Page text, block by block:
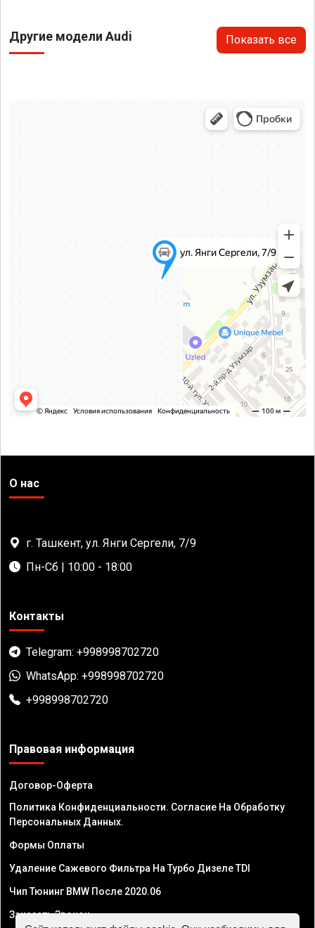
Другие модели Audi Показать все
О нас
г. Ташкент, ул. Янги Сергели, 7/9
Пн-Сб | 10:00 - 18:00
Контакты
Telegram: +998998702720
WhatsApp: +998998702720
+998998702720
Правовая информация
Договор-Оферта
Политика Конфиденциальности. Согласие На Обработку
Персональных Данных.
Формы Оплаты
Удаление Сажевого Фильтра На Турбо Дизеле TDI
Чип Тюнинг BMW После 2020.06
Заказать Звонок